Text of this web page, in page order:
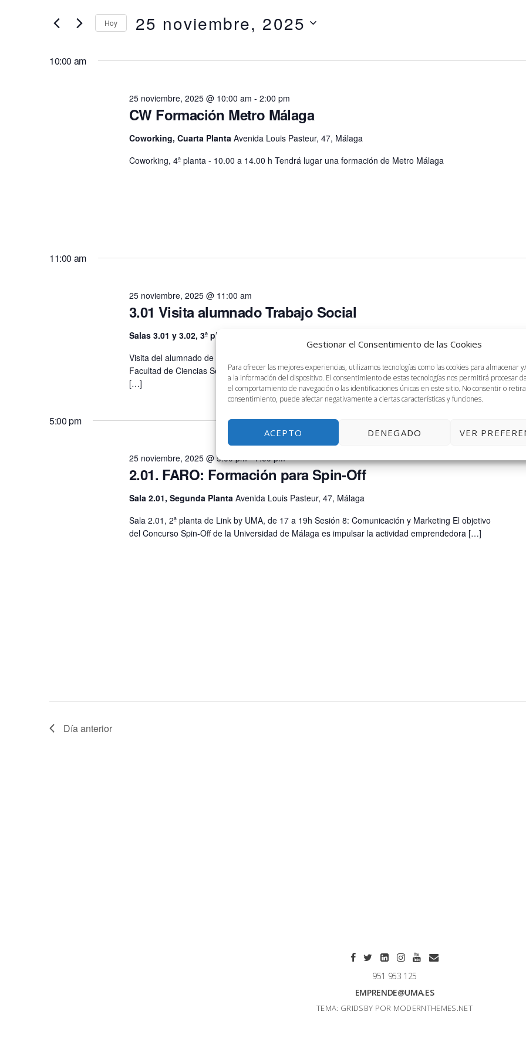
Gestionar el Consentimiento de las Cookies
Para ofrecer las mejores experiencias, utilizamos tecnologías como las cookies para almacenar
a la información del dispositivo. El consentimiento de estas tecnologías nos permitirá procesar
el comportamiento de navegación o las identificaciones únicas en este sitio. No consentir o
consentimiento, puede afectar negativamente a ciertas características y funciones.
ACEPTO DENEGADO VER
25
noviembre,
búsqueda
y
Busca
la
Hoy 25 noviembre, 2025
10:00 am
CW Formación Metro Málaga
25 noviembre, 2025 @ 10:00 am - 2:00 pm
Coworking, Cuarta Planta Avenida Louis Pasteur, 47, Málaga
Coworking, 4ª planta - 10.00 a 14.00 h Tendrá lugar una formación de Metro Málaga
11:00 am
3.01 Visita alumnado Trabajo Social
25 noviembre, 2025 @ 11:00 am
Salas 3.01 y 3.02, 3ª planta
Visita del alumnado de la asignatura Nuevos campos de intervención del Trabajo Social de la
Facultad de Ciencias Sociales y del Trabajo, desde donde se está profundizando en los campos
[…]
5:00 pm
2.01. FARO: Formación para Spin-Off
25 noviembre, 2025 @ 5:00 pm-7:00 pm
Sala 2.01, Segunda Planta Avenida Louis Pasteur, 47, Málaga
Sala 2.01, 2ª planta de Link by UMA, de 17 a 19h Sesión 8: Comunicación y Marketing El objetivo
del Concurso Spin-Off de la Universidad de Málaga es impulsar la actividad emprendedora […]
Día anterior
951 953 125
EMPRENDE@UMA.ES
TEMA: GRIDSBY POR MODERNTHEMES.NET